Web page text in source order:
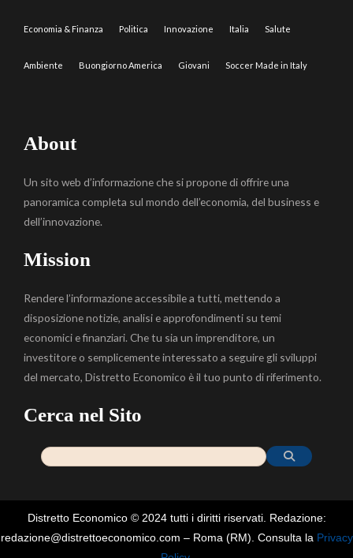
Economia & Finanza Politica Innovazione Italia Salute
Ambiente Buongiorno America Giovani Soccer Made in Italy
About
Un sito web d’informazione che si propone di offrire una
panoramica completa sul mondo dell’economia, del business e
dell’innovazione.
Mission
Rendere l’informazione accessibile a tutti, mettendo a
disposizione notizie, analisi e approfondimenti su temi
economici e finanziari. Che tu sia un imprenditore, un
investitore o semplicemente interessato a seguire gli sviluppi
del mercato, Distretto Economico è il tuo punto di riferimento.
Cerca nel Sito
Distretto Economico © 2024 tutti i diritti riservati. Redazione:
redazione@distrettoeconomico.com – Roma (RM). Consulta la Privacy